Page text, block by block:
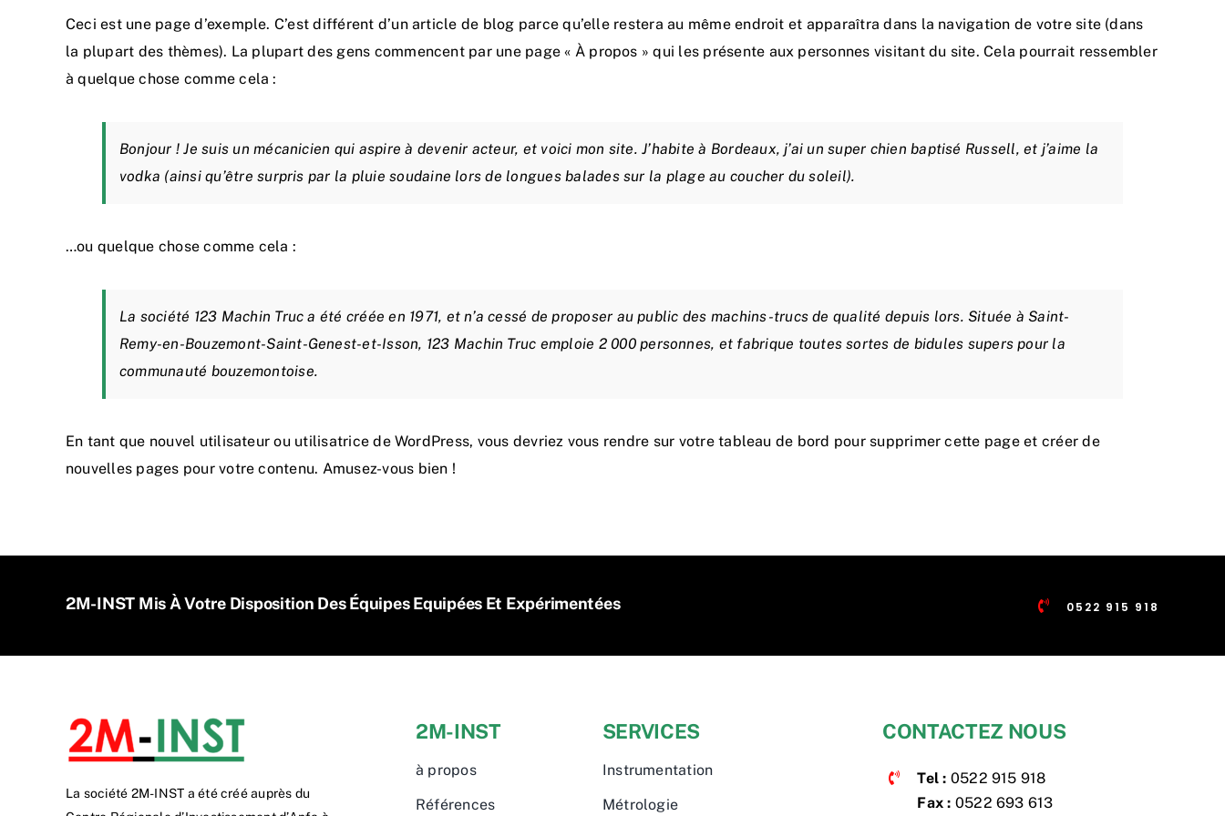
Ceci est une page d’exemple. C’est différent d’un article de blog parce qu’elle restera au même endroit et apparaîtra dans la navigation de votre site (dans
la plupart des thèmes). La plupart des gens commencent par une page « À propos » qui les présente aux personnes visitant du site. Cela pourrait ressembler
à quelque chose comme cela :
Bonjour ! Je suis un mécanicien qui aspire à devenir acteur, et voici mon site. J’habite à Bordeaux, j’ai un super chien baptisé Russell, et j’aime la
vodka (ainsi qu’être surpris par la pluie soudaine lors de longues balades sur la plage au coucher du soleil).
…ou quelque chose comme cela :
La société 123 Machin Truc a été créée en 1971, et n’a cessé de proposer au public des machins-trucs de qualité depuis lors. Située à Saint-
Remy-en-Bouzemont-Saint-Genest-et-Isson, 123 Machin Truc emploie 2 000 personnes, et fabrique toutes sortes de bidules supers pour la
communauté bouzemontoise.
En tant que nouvel utilisateur ou utilisatrice de WordPress, vous devriez vous rendre sur votre tableau de bord pour supprimer cette page et créer de
nouvelles pages pour votre contenu. Amusez-vous bien !
2M-INST Mis À Votre Disposition Des Équipes Equipées Et Expérimentées 0522 915 918
La société 2M-INST a été créé auprès du
2M-INST
à propos
Références
SERVICES
Instrumentation
Métrologie
CONTACTEZ NOUS
Tel : 0522 915 918
Fax : 0522 693 613